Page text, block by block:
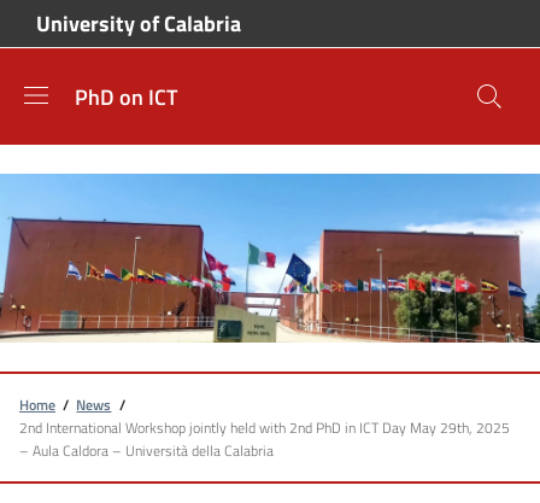
Skip to main content
Skip to footer content
University of Calabria
PhD on ICT
Breadcrumb
Home / News /
2nd International Workshop jointly held with 2nd PhD in ICT Day May 29th, 2025
– Aula Caldora – Università della Calabria